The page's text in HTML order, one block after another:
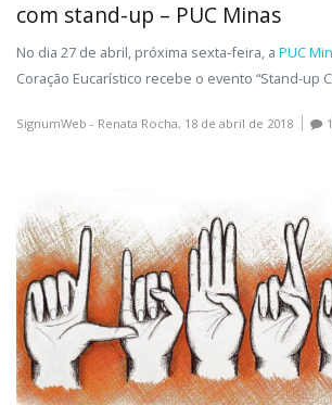
com stand-up – PUC Minas
No dia 27 de abril, próxima sexta-feira, a PUC
Coração Eucarístico recebe o evento “Stand-up
SignumWeb - Renata Rocha, 18 de abril de 2018 1